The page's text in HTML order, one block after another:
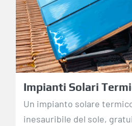
Impianti
Impianti Solari
Un impianto solare
inesauribile del sole,